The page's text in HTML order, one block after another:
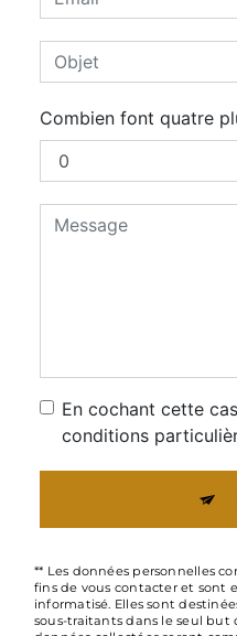
Combien font quatre
En cochant cette
conditions
** Les données personnelles
fins de vous contacter et sont
informatisé. Elles sont
sous-traitants dans le seul but